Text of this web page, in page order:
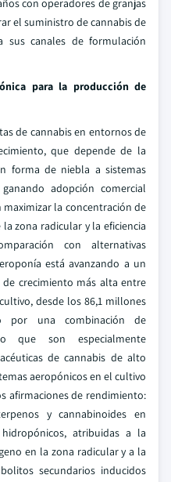
con operadores de granjas
el suministro de cannabis de
sus canales de formulación
para la producción de
de cannabis en entornos de
que depende de la
forma de niebla a sistemas
adopción comercial
la concentración de
zona radicular y la eficiencia
con alternativas
está avanzando a un
de crecimiento más alta entre
desde los 86,1 millones
por una combinación de
que son especialmente
de cannabis de alto
aeropónicos en el cultivo
afirmaciones de rendimiento:
y cannabinoides en
atribuidas a la
en la zona radicular y a la
secundarios inducidos